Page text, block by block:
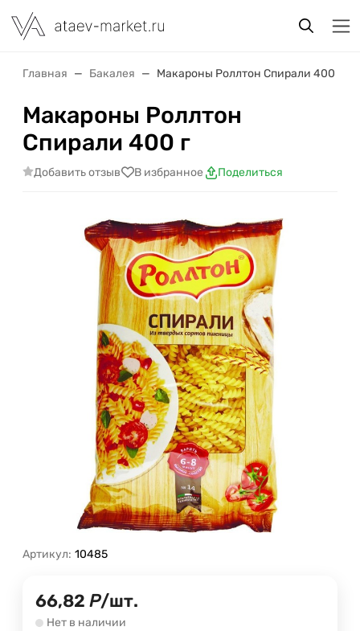
Главная Бакалея Макароны Роллтон Спирали 400 г
Макароны Роллтон
Спирали 400 г
Добавить отзыв В избранное Поделиться
Артикул: 10485
66,82 Р/шт.
Нет в наличии